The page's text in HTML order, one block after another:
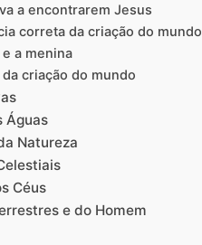
a encontrarem Jesus
correta da criação do mundo
a menina
criação do mundo
Águas
Natureza
Céus
e do Homem